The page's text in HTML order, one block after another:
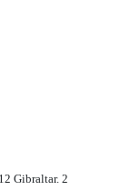
Gibraltar. 2